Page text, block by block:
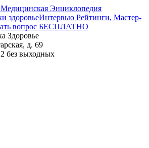
Медицинская Энциклопедия
здоровьеИнтервью Рейтинги, Мастер-
вопрос БЕСПЛАТНО
Здоровье
д. 69
без выходных